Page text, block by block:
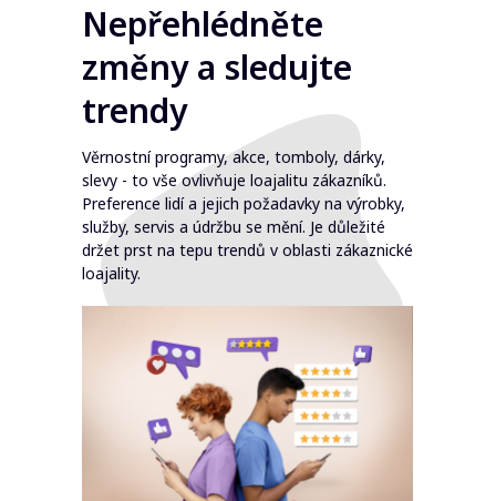
Nepřehlédněte
změny a sledujte
trendy
Věrnostní programy, akce, tomboly, dárky,
slevy - to vše ovlivňuje loajalitu zákazníků.
Preference lidí a jejich požadavky na výrobky,
služby, servis a údržbu se mění. Je důležité
držet prst na tepu trendů v oblasti zákaznické
loajality.